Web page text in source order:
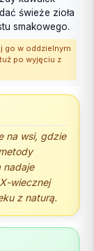
świeże zioła
smakowego.
go w oddzielnym
po wyjęciu z
na wsi, gdzie
nadaje
wiecznej
z naturą.